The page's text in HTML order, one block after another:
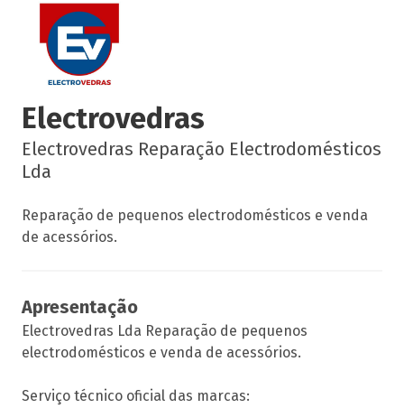
Electrovedras
Electrovedras Reparação Electrodomésticos
Lda
Reparação de pequenos electrodomésticos e venda
de acessórios.
Apresentação
Electrovedras Lda Reparação de pequenos
electrodomésticos e venda de acessórios.
Serviço técnico oficial das marcas: